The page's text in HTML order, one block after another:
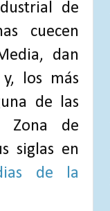
de
cuecen
dan
los más
de las
Zona de
siglas en
de la